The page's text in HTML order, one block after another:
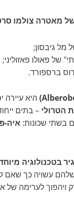
מאטרה צולמו
מל גיבסון;
של פאולו פאזוליני;
ברספורד.
היא עיירה
הטרולי – בתים
בשתי שכונות: איה-
בטכנולוגיה
שלהם עשויה כך שאם
ויהפוך לערימה של